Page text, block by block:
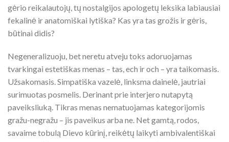
gėrio reikalautojų, tų nostalgijos apologetų leksika labiausiai
fekalinė ir anatomiškai lytiška? Kas yra tas grožis ir gėris,
būtinai didis?
Negeneralizuoju, bet neretu atveju toks adoruojamas
tvarkingai estetiškas menas – tas, ech ir och – yra taikomasis.
Užsakomasis. Simpatiška vazelė, linksma dainelė, jautriai
surimuotas posmelis. Derinant prie interjero nutapytą
paveiksliuką. Tikras menas nematuojamas kategorijomis
gražu-negražu – jis paveikus arba ne. Net gamtą, rodos,
savaime tobulą Dievo kūrinį, reikėtų laikyti ambivalentiškai